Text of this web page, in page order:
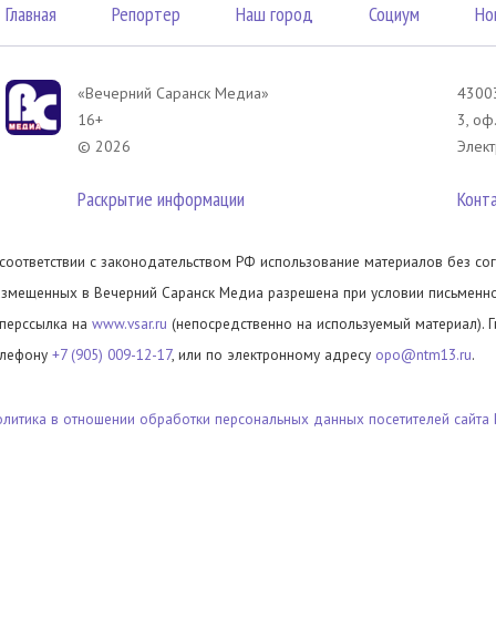
Главная Репортер Наш город Социум
«Вечерний Саранск Mедиа»
16+
© 2026
Раскрытие информации
3,
с законодательством РФ использование материалов без
в Вечерний Саранск Медиа разрешена при условии
на www.vsar.ru (непосредственно на используемый материал).
+7 (905) 009-12-17, или по электронному адресу opo@ntm13.ru.
в отношении обработки персональных данных посетителей